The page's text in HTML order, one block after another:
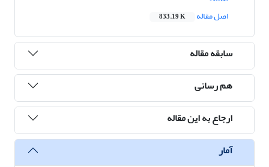
اصل مقاله
833.19 K
سابقه مقاله
هم رسانی
ارجاع به این مقاله
آمار